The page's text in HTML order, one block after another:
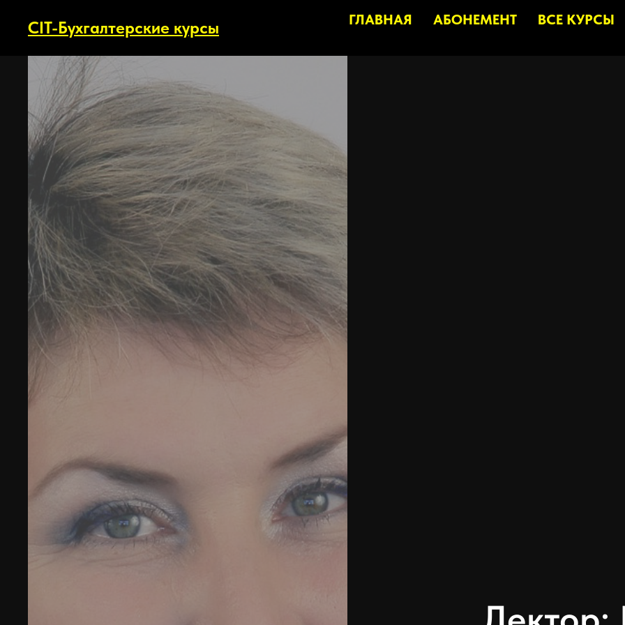
CIT-Бухгалтерские курсы ГЛАВНАЯ АБОНЕМЕНТ ВСЕ КУРСЫ